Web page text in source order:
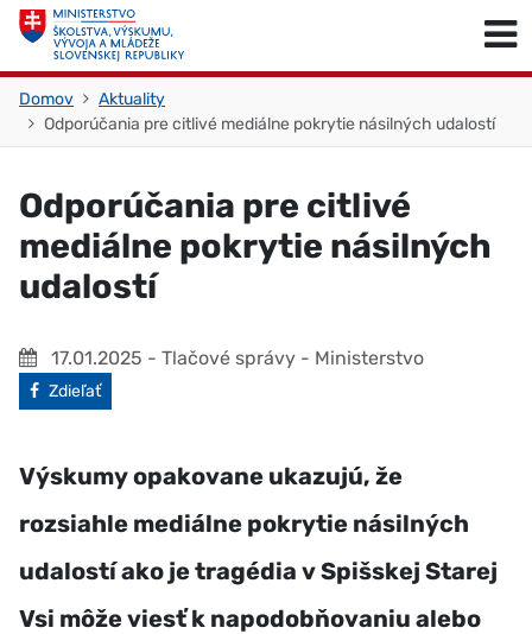
Skočiť na obsah
Domov
Aktuality
Odporúčania pre citlivé mediálne pokrytie násilných udalostí
Odporúčania pre citlivé
mediálne pokrytie násilných
udalostí
17.01.2025 - Tlačové správy - Ministerstvo
Facebook
Zdieľať
Výskumy opakovane ukazujú, že
rozsiahle mediálne pokrytie násilných
udalostí ako je tragédia v Spišskej Starej
Vsi môže viesť k napodobňovaniu alebo
Skočiť na začiatok stránky